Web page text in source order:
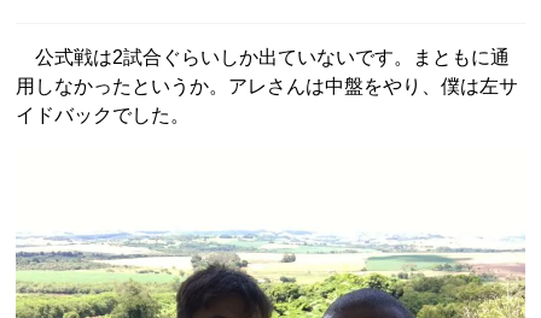
公式戦は2試合ぐらいしか出ていないです。まともに通
用しなかったというか。アレさんは中盤をやり、僕は左サ
イドバックでした。